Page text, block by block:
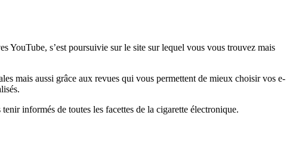
YouTube, s’est poursuivie sur le site sur lequel vous vous trouvez mais
mais aussi grâce aux revues qui vous permettent de mieux choisir vos e-
informés de toutes les facettes de la cigarette électronique.